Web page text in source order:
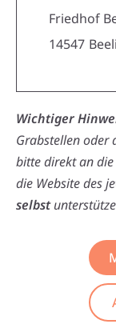
Friedhof
14547
Wichtiger
Grabstellen oder
bitte direkt an
die Website des
selbst